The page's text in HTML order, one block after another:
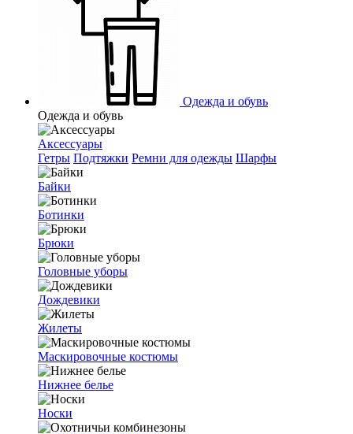
Одежда и обувь
Одежда и обувь
Аксессуары
Гетры Подтяжки Ремни для одежды Шарфы
Байки
Ботинки
Брюки
Головные уборы
Дождевики
Жилеты
Маскировочные костюмы
Нижнее белье
Носки